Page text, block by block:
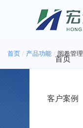
首页
客户案例
首页 / 产品功能 / 阅卷管理